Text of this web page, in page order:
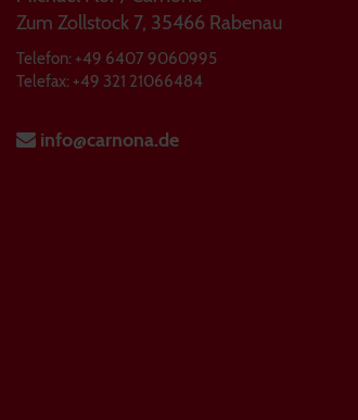
Zum Zollstock 7, 35466 Rabenau
Telefon: +49 6407 9060995
Telefax: +49 321 21066484
info@carnona.de